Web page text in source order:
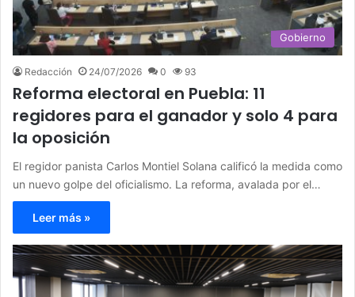
Gobierno
Redacción 24/07/2026 0 93
Reforma electoral en Puebla: 11
regidores para el ganador y solo 4 para
la oposición
El regidor panista Carlos Montiel Solana calificó la medida como
un nuevo golpe del oficialismo. La reforma, avalada por el…
Leer más »